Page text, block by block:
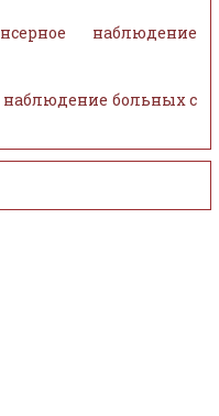
наблюдение
больных с